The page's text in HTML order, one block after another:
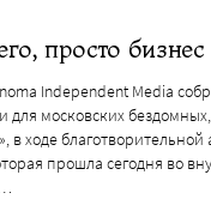
просто бизнес
Independent Media
для московских
в ходе благотворительной
прошла сегодня во